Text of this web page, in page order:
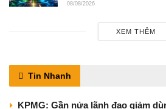
08/08/2026
XEM THÊM
Tin Nhanh
KPMG: Gần nửa lãnh đạo giảm